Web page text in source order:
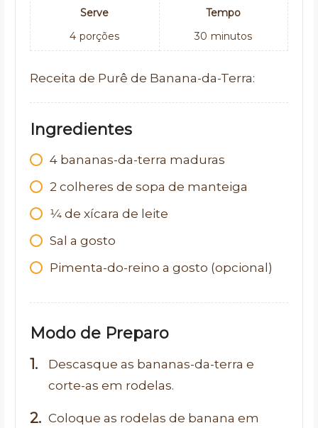
Serve
4 porções
Tempo
30 minutos
Receita de Purê de Banana-da-Terra:
Ingredientes
4 bananas-da-terra maduras
2 colheres de sopa de manteiga
1⁄4 de xícara de leite
Sal a gosto
Pimenta-do-reino a gosto (opcional)
Modo de Preparo
Descasque as bananas-da-terra e
corte-as em rodelas.
Coloque as rodelas de banana em